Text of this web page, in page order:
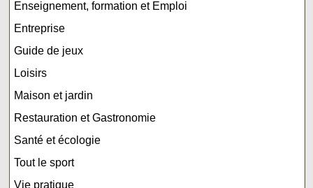
Enseignement, formation et Emploi
Entreprise
Guide de jeux
Loisirs
Maison et jardin
Restauration et Gastronomie
Santé et écologie
Tout le sport
Vie pratique